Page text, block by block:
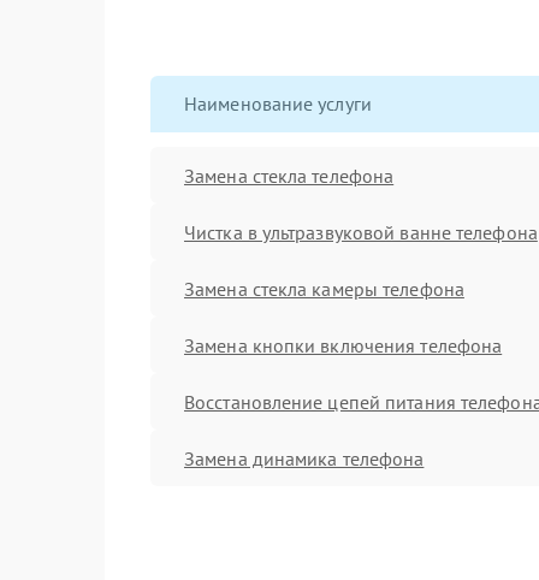
Наименование услуги
Замена стекла телефона
Чистка в ультразвуковой ванне телефона
Замена стекла камеры телефона
Замена кнопки включения телефона
Восстановление цепей питания
Замена динамика телефона